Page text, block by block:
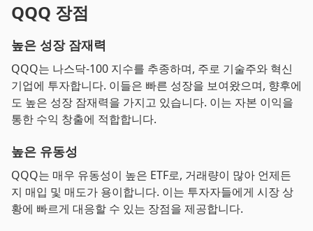
QQQ 장점
높은 성장 잠재력
QQQ는 나스닥-100 지수를 추종하며, 주로 기술주와 혁신
기업에 투자합니다. 이들은 빠른 성장을 보여왔으며, 향후에
도 높은 성장 잠재력을 가지고 있습니다. 이는 자본 이익을
통한 수익 창출에 적합합니다.
높은 유동성
QQQ는 매우 유동성이 높은 ETF로, 거래량이 많아 언제든
지 매입 및 매도가 용이합니다. 이는 투자자들에게 시장 상
황에 빠르게 대응할 수 있는 장점을 제공합니다.